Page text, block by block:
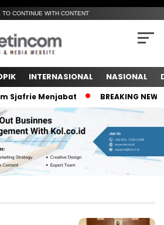
TO CONTINUE WITH CONTENT
INTERNASIONAL NASIONAL
Menjabat BREAKING NEWS!